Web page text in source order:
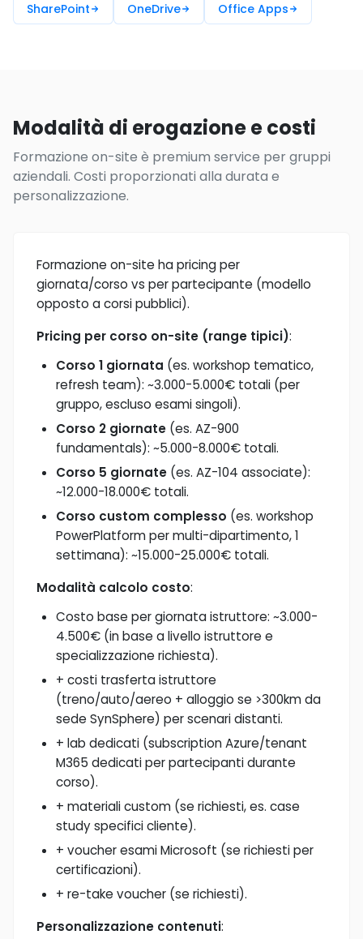
SharePoint
OneDrive Office Apps
Modalità di erogazione e costi
Formazione on-site è premium service per gruppi
aziendali. Costi proporzionati alla durata e
personalizzazione.
Formazione on-site ha pricing per
giornata/corso vs per partecipante (modello
opposto a corsi pubblici).
Pricing per corso on-site (range tipici):
Corso 1 giornata (es. workshop tematico,
refresh team): ~3.000-5.000€ totali (per
gruppo, escluso esami singoli).
Corso 2 giornate (es. AZ-900
fundamentals): ~5.000-8.000€ totali.
Corso 5 giornate (es. AZ-104 associate):
~12.000-18.000€ totali.
Corso custom complesso (es. workshop
PowerPlatform per multi-dipartimento, 1
settimana): ~15.000-25.000€ totali.
Modalità calcolo costo:
Costo base per giornata istruttore: ~3.000-
4.500€ (in base a livello istruttore e
specializzazione richiesta).
+ costi trasferta istruttore
(treno/auto/aereo + alloggio se >300km da
sede SynSphere) per scenari distanti.
+ lab dedicati (subscription Azure/tenant
M365 dedicati per partecipanti durante
corso).
+ materiali custom (se richiesti, es. case
study specifici cliente).
+ voucher esami Microsoft (se richiesti per
certificazioni).
+ re-take voucher (se richiesti).
Personalizzazione contenuti: